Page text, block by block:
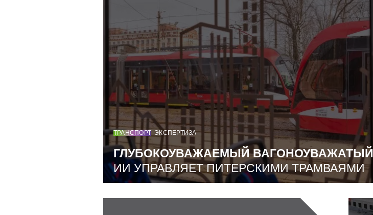
ТРАНСПОРТ ЭКСПЕРТИЗА
ГЛУБОКОУВАЖАЕМЫЙ ВАГОНОУВАЖАТЫЙ
ИИ УПРАВЛЯЕТ ПИТЕРСКИМИ ТРАМВАЯМИ